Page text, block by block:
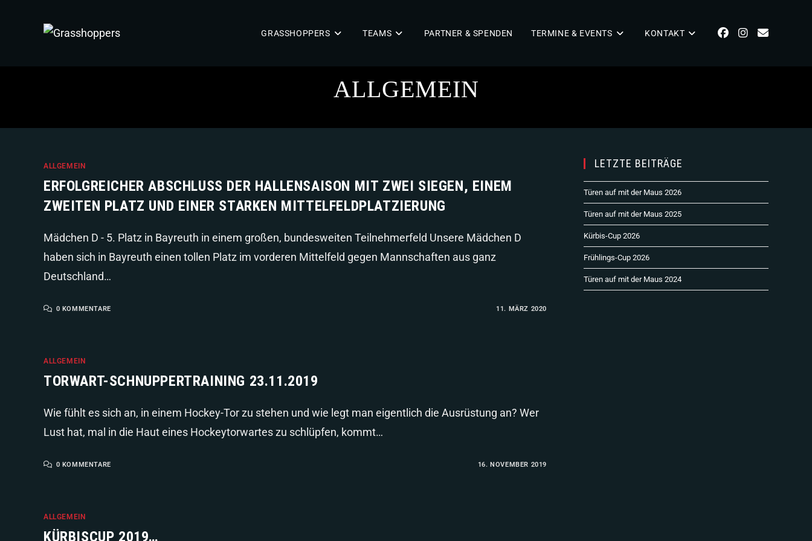
GRASSHOPPERS TEAMS PARTNER & SPENDEN TERMINE & EVENTS KONTAKT
ALLGEMEIN
ALLGEMEIN
ERFOLGREICHER ABSCHLUSS DER HALLENSAISON MIT ZWEI SIEGEN, EINEM
ZWEITEN PLATZ UND EINER STARKEN MITTELFELDPLATZIERUNG
Mädchen D - 5. Platz in Bayreuth in einem großen, bundesweiten Teilnehmerfeld Unsere Mädchen D
haben sich in Bayreuth einen tollen Platz im vorderen Mittelfeld gegen Mannschaften aus ganz
Deutschland…
0 KOMMENTARE 11. MÄRZ 2020
ALLGEMEIN
TORWART-SCHNUPPERTRAINING 23.11.2019
Wie fühlt es sich an, in einem Hockey-Tor zu stehen und wie legt man eigentlich die Ausrüstung an? Wer
Lust hat, mal in die Haut eines Hockeytorwartes zu schlüpfen, kommt…
0 KOMMENTARE 16. NOVEMBER 2019
ALLGEMEIN
KÜRBISCUP 2019…
LETZTE BEITRÄGE
Türen auf mit der Maus 2026
Türen auf mit der Maus 2025
Kürbis-Cup 2026
Frühlings-Cup 2026
Türen auf mit der Maus 2024